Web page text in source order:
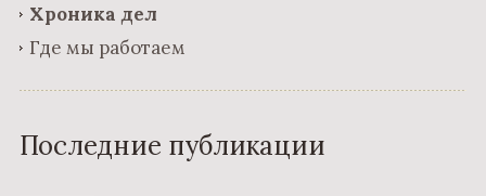
Хроника дел
Где мы работаем
Последние публикации